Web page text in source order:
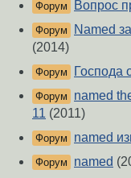
Форум Вопрос
Форум
Named
(2014)
Форум Господа
Форум
named
11 (2011)
Форум named
Форум named